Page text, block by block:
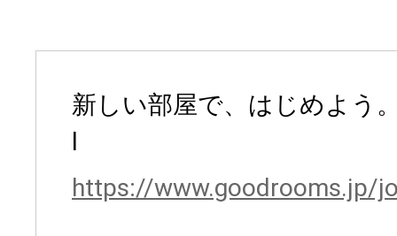
新しい部屋で、はじめよう
l
https://www.goodrooms.jp/